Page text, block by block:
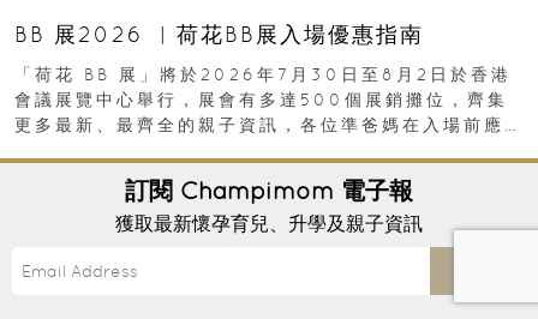
BB 展2026 ︳荷花BB展入場優惠指南
「荷花 BB 展」將於2026年7月30日至8月2日於香港
會議展覽中心舉行，展會有多達500個展銷攤位，齊集
更多最新、最齊全的親子資訊，各位準爸媽在入場前應
28th July, 2026 ｜In GETTING PREGNANT
訂閱 Champimom 電子報
獲取最新懷孕育兒、升學及親子資訊